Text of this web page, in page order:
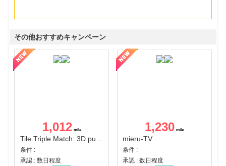
その他おすすめキャンペーン
1,012
Tile Triple Match: 3D puzzle
条件 :
承認 : 数日程度
1,230
mieru-TV
条件 :
承認 : 数日程度